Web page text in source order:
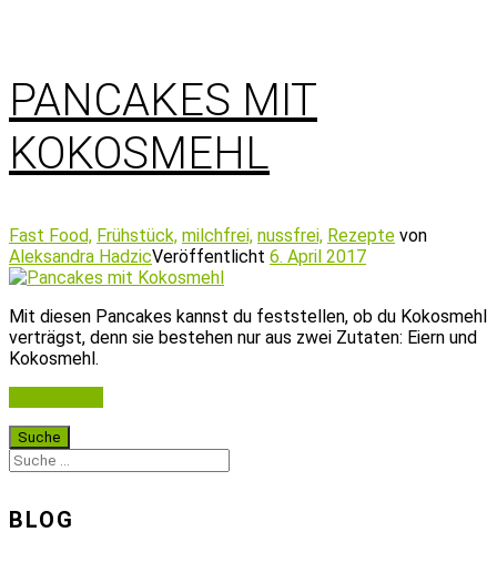
PANCAKES MIT
KOKOSMEHL
Fast Food, Frühstück, milchfrei, nussfrei, Rezepte von
Aleksandra HadzicVeröffentlicht 6. April 2017
Mit diesen Pancakes kannst du feststellen, ob du Kokosmehl
verträgst, denn sie bestehen nur aus zwei Zutaten: Eiern und
Kokosmehl.
BLOG